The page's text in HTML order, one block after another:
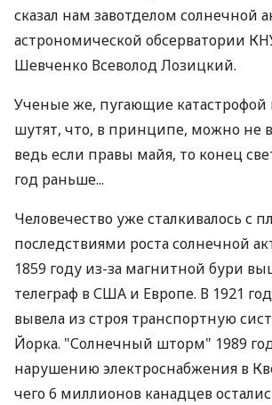
сказал нам завотделом солнечной
астрономической обсерватории
Шевченко Всеволод Лозицкий.
Ученые же, пугающие катастрофой
шутят, что, в принципе, можно не
ведь если правы майя, то конец
год раньше...
Человечество уже сталкивалось с
последствиями роста солнечной
1859 году из-за магнитной бури
телеграф в США и Европе. В 1921
вывела из строя транспортную
Йорка. "Солнечный шторм" 1989
нарушению электроснабжения в
чего 6 миллионов канадцев